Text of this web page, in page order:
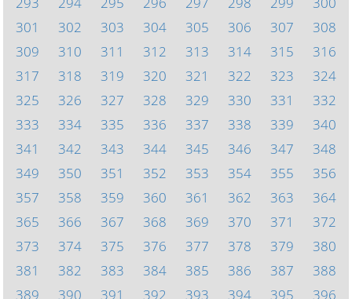
301
302 303 304 305 306 307
308
309
310 311 312 313 314 315
316
317
318 319 320 321 322 323
324
325
326 327 328 329 330 331
332
333
334 335 336 337 338 339
340
341
342 343 344 345 346 347
348
349
350 351 352 353 354 355
356
357
358 359 360 361 362 363
364
365
366 367 368 369 370 371
372
373
374 375 376 377 378 379
380
381
382 383 384 385 386 387
388
389
390 391 392 393 394 395 396